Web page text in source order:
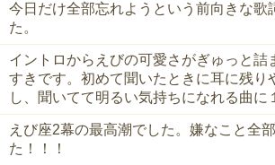
今日だけ全部忘れようという前向きな歌
た。
イントロからえびの可愛さがぎゅっと詰
すきです。初めて聞いたときに耳に残り
し、聞いてて明るい気持ちになれる曲に
えび座2幕の最高潮でした。嫌なこと全
た！！！